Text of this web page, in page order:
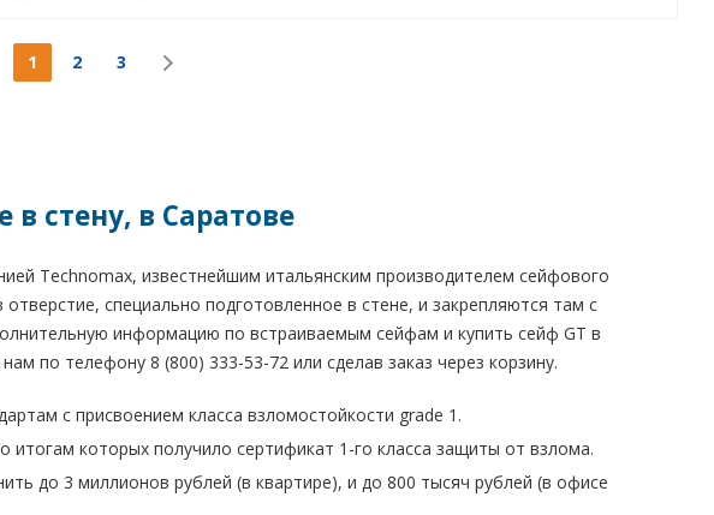
1 2 3
стену, в Саратове
Technomax, известнейшим итальянским производителем сейфового
специально подготовленное в стене, и закрепляются там с
информацию по встраиваемым сейфам и купить сейф GT в
по телефону 8 (800) 333-53-72 или сделав заказ через корзину.
с присвоением класса взломостойкости grade 1.
которых получило сертификат 1-го класса защиты от взлома.
до 3 миллионов рублей (в квартире), и до 800 тысяч рублей (в офисе